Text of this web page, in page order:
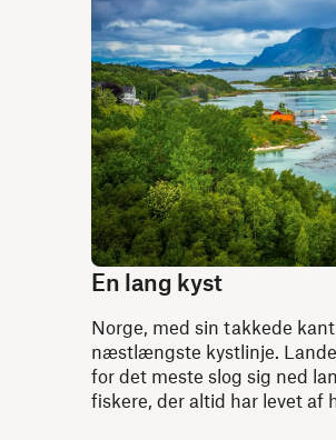
En lang kyst
Norge, med sin takkede
næstlængste kystlinje.
for det meste slog sig ned
fiskere, der altid har levet af